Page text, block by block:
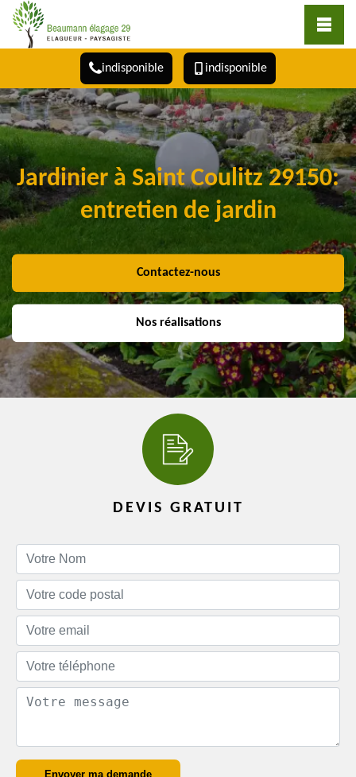
indisponible indisponible
Jardinier à Saint Coulitz 29150:
entretien de jardin
Contactez-nous
Nos réalisations
DEVIS GRATUIT